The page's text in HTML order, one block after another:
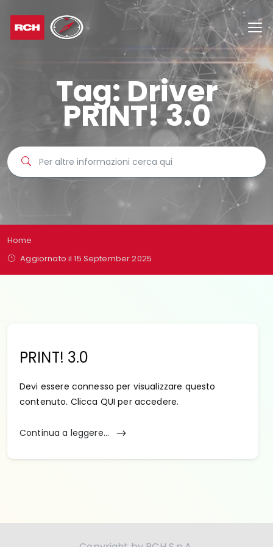
Tag: Driver
PRINT! 3.0
Home
Aggiornato il 15 September 2025
PRINT! 3.0
Devi essere connesso per visualizzare questo
contenuto. Clicca QUI per accedere.
Continua a leggere...